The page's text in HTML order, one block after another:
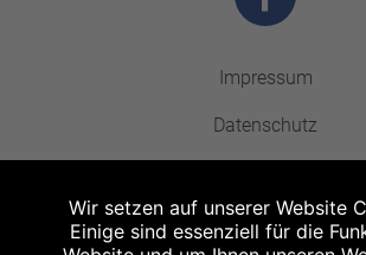
Impressum
Datenschutz
Kontakt
Wir setzen auf unserer Website
Einige sind essenziell für die